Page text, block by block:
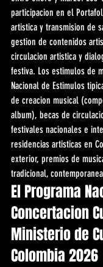
participacion en el
artistica y transmision de
gestion de contenidos
circulacion artistica y
festiva. Los estimulos de
Nacional de Estimulos
de creacion musical
album), becas de
festivales nacionales e
residencias artisticas en
exterior, premios de
tradicional,
El Programa
Concertacion
Ministerio de
Colombia 2026